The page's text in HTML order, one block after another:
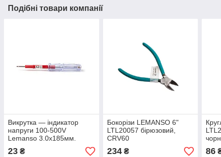
Подібні товари компанії
Викрутка — індикатор
напруги 100-500V
Lemanso 3.0х185мм.
LTL10076
23 ₴
Бокорізи LEMANSO 6"
LTL20057 бірюзовий,
CRV60
234₴ 86